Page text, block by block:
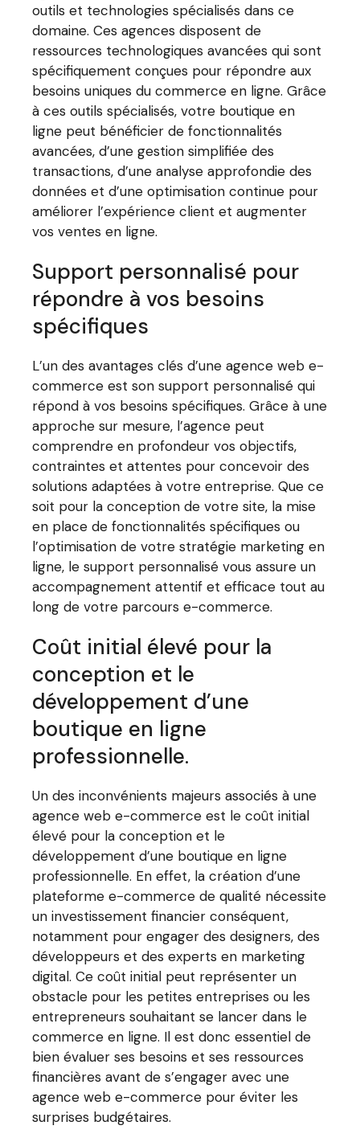
outils et technologies spécialisés dans ce
domaine. Ces agences disposent de
ressources technologiques avancées qui sont
spécifiquement conçues pour répondre aux
besoins uniques du commerce en ligne. Grâce
à ces outils spécialisés, votre boutique en
ligne peut bénéficier de fonctionnalités
avancées, d’une gestion simplifiée des
transactions, d’une analyse approfondie des
données et d’une optimisation continue pour
améliorer l’expérience client et augmenter
vos ventes en ligne.
Support personnalisé pour
répondre à vos besoins
spécifiques
L’un des avantages clés d’une agence web e-
commerce est son support personnalisé qui
répond à vos besoins spécifiques. Grâce à une
approche sur mesure, l’agence peut
comprendre en profondeur vos objectifs,
contraintes et attentes pour concevoir des
solutions adaptées à votre entreprise. Que ce
soit pour la conception de votre site, la mise
en place de fonctionnalités spécifiques ou
l’optimisation de votre stratégie marketing en
ligne, le support personnalisé vous assure un
accompagnement attentif et efficace tout au
long de votre parcours e-commerce.
Coût initial élevé pour la
conception et le
développement d’une
boutique en ligne
professionnelle.
Un des inconvénients majeurs associés à une
agence web e-commerce est le coût initial
élevé pour la conception et le
développement d’une boutique en ligne
professionnelle. En effet, la création d’une
plateforme e-commerce de qualité nécessite
un investissement financier conséquent,
notamment pour engager des designers, des
développeurs et des experts en marketing
digital. Ce coût initial peut représenter un
obstacle pour les petites entreprises ou les
entrepreneurs souhaitant se lancer dans le
commerce en ligne. Il est donc essentiel de
bien évaluer ses besoins et ses ressources
financières avant de s’engager avec une
agence web e-commerce pour éviter les
surprises budgétaires.